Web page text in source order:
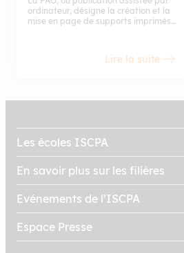
ordinateur, désigne la création et la
mise en page de supports imprimés
comme des affiches, brochures,
Lire la suite
Les écoles ISCPA
En savoir plus sur les filières
Evénements de l’ISCPA
Espace Presse